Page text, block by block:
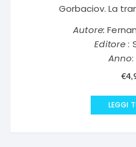
Gorbaciov. La
Autore:
Editore:
Anno
€
LEGGI